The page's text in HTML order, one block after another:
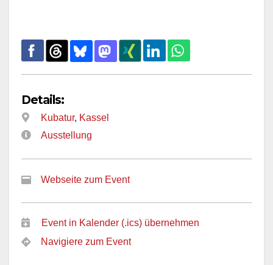
Details:
Kubatur, Kassel
Ausstellung
Webseite zum Event
Event in Kalender (.ics) übernehmen
Navigiere zum Event